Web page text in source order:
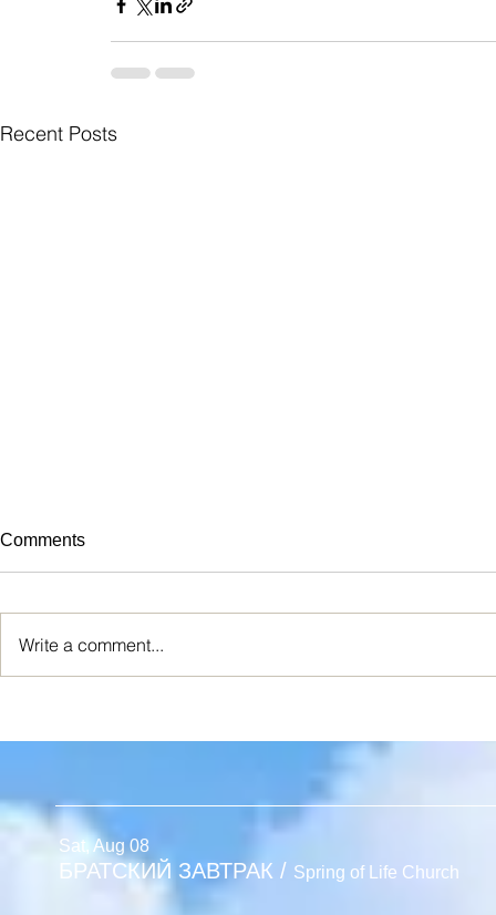
Recent Posts
Comments
Write a comment...
Sat, Aug 08
БРАТСКИЙ ЗАВТРАК / Spring of Life Church